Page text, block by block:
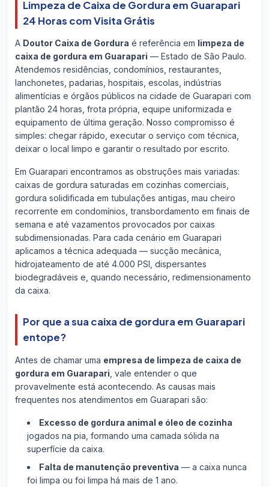
Limpeza de Caixa de Gordura em Guarapari
24 Horas com Visita Grátis
A Doutor Caixa de Gordura é referência em limpeza de
caixa de gordura em Guarapari — Estado de São Paulo.
Atendemos residências, condomínios, restaurantes,
lanchonetes, padarias, hospitais, escolas, indústrias
alimentícias e órgãos públicos na cidade de Guarapari com
plantão 24 horas, frota própria, equipe uniformizada e
equipamento de última geração. Nosso compromisso é
simples: chegar rápido, executar o serviço com técnica,
deixar o local limpo e garantir o resultado por escrito.
Em Guarapari encontramos as obstruções mais variadas:
caixas de gordura saturadas em cozinhas comerciais,
gordura solidificada em tubulações antigas, mau cheiro
recorrente em condomínios, transbordamento em finais de
semana e até vazamentos provocados por caixas
subdimensionadas. Para cada cenário em Guarapari
aplicamos a técnica adequada — sucção mecânica,
hidrojateamento de até 4.000 PSI, dispersantes
biodegradáveis e, quando necessário, redimensionamento
da caixa.
Por que a sua caixa de gordura em Guarapari
entope?
Antes de chamar uma empresa de limpeza de caixa de
gordura em Guarapari , vale entender o que
provavelmente está acontecendo. As causas mais
frequentes nos atendimentos em Guarapari são:
Excesso de gordura animal e óleo de cozinha
jogados na pia, formando uma camada sólida na
superfície da caixa.
Falta de manutenção preventiva — a caixa nunca
foi limpa ou foi limpa há mais de 1 ano.